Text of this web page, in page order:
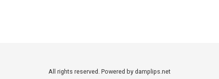
All rights reserved. Powered by damplips.net